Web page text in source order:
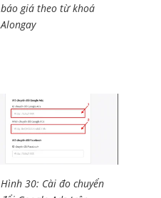
báo giá theo từ khoá
Alongay
Hình 30: Cài đo chuyển